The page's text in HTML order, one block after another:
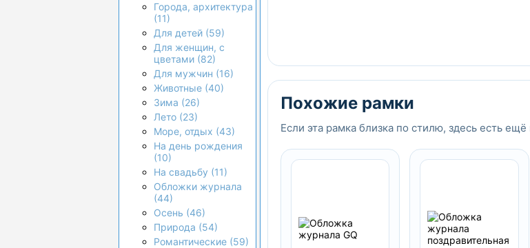
Города, архитектура
(11)
Для детей (59)
Для женщин, с
цветами (82)
Для мужчин (16)
Животные (40)
Зима (26)
Лето (23)
Море, отдых (43)
На день рождения
(10)
На свадьбу (11)
Обложки журнала
(44)
Осень (46)
Природа (54)
Романтические (59)
Похожие рамки
Если эта рамка близка по стилю, здесь есть